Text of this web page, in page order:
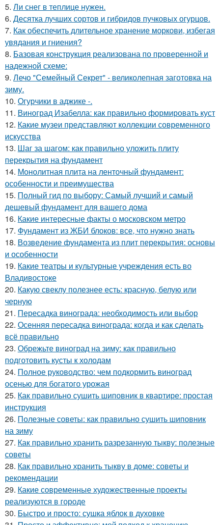
5. Ли снег в теплице нужен.
6. Десятка лучших сортов и гибридов пучковых огурцов.
7. Как обеспечить длительное хранение моркови, избегая
увядания и гниения?
8. Базовая конструкция реализована по проверенной и
надежной схеме:
9. Лечо "Семейный Секрет" - великолепная заготовка на
зиму.
10. Огурчики в аджике -.
11. Виноград Изабелла: как правильно формировать куст
12. Какие музеи представляют коллекции современного
искусства
13. Шаг за шагом: как правильно уложить плиту
перекрытия на фундамент
14. Монолитная плита на ленточный фундамент:
особенности и преимущества
15. Полный гид по выбору: Самый лучший и самый
дешевый фундамент для вашего дома
16. Какие интересные факты о московском метро
17. Фундамент из ЖБИ блоков: все, что нужно знать
18. Возведение фундамента из плит перекрытия: основы
и особенности
19. Какие театры и культурные учреждения есть во
Владивостоке
20. Какую свеклу полезнее есть: красную, белую или
черную
21. Пересадка винограда: необходимость или выбор
22. Осенняя пересадка винограда: когда и как сделать
всё правильно
23. Обрежьте виноград на зиму: как правильно
подготовить кусты к холодам
24. Полное руководство: чем подкормить виноград
осенью для богатого урожая
25. Как правильно сушить шиповник в квартире: простая
инструкция
26. Полезные советы: как правильно сушить шиповник
на зиму
27. Как правильно хранить разрезанную тыкву: полезные
советы
28. Как правильно хранить тыкву в доме: советы и
рекомендации
29. Какие современные художественные проекты
реализуются в городе
30. Быстро и просто: сушка яблок в духовке